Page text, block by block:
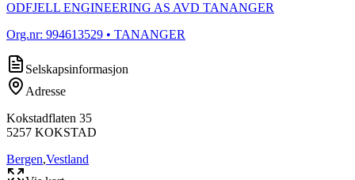
ODFJELL ENGINEERING AS AVD TANANGER
Org.nr: 994613529 • TANANGER
Selskapsinformasjon
Adresse
Kokstadflaten 35
5257 KOKSTAD
Bergen,Vestland